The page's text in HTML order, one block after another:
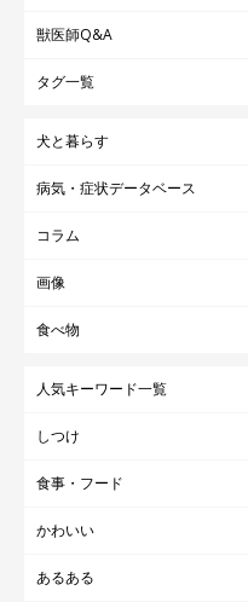
獣医師Q&A
タグ一覧
犬と暮らす
病気・症状データベース
コラム
画像
食べ物
人気キーワード一覧
しつけ
食事・フード
かわいい
あるある